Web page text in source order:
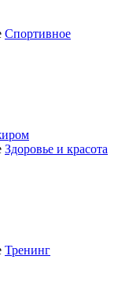
Спортивное
Здоровье и красота
Тренинг